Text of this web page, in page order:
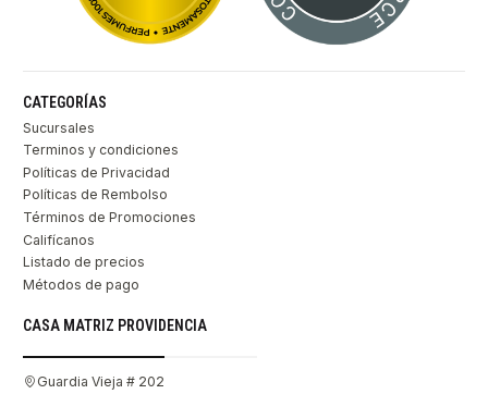
CATEGORÍAS
Sucursales
Terminos y condiciones
Políticas de Privacidad
Políticas de Rembolso
Términos de Promociones
Califícanos
Listado de precios
Métodos de pago
CASA MATRIZ PROVIDENCIA
Guardia Vieja # 202